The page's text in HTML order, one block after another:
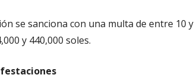
se sanciona con una multa de entre 10
y 440,000 soles.